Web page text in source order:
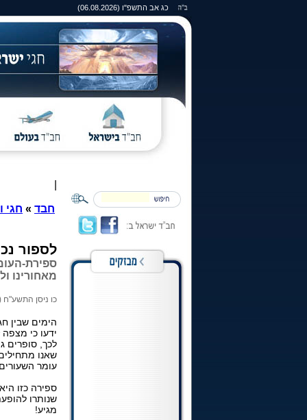
כג אב התשפ"ו (06.08.2026)
חבד » חגי
לספור
ספירת-
מאחורינו
כו ניסן התשע"ח
הימים שבין
ידעו כי
לכך, סופרים
שאנו
עומר
ספירה כזו
שנותרו
מגיע!